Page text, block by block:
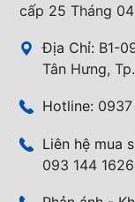
cấp 25 Tháng
Địa Chỉ: B1-
Tân Hưng,
Hotline: 0937
Liên hệ mua
093 144 1626